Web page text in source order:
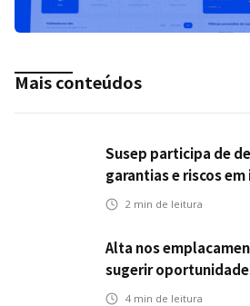
Mais conteúdos
Susep participa de
garantias e riscos
transportes
2 min de leitura
Alta nos
sugerir
automotivo
4 min de leitura